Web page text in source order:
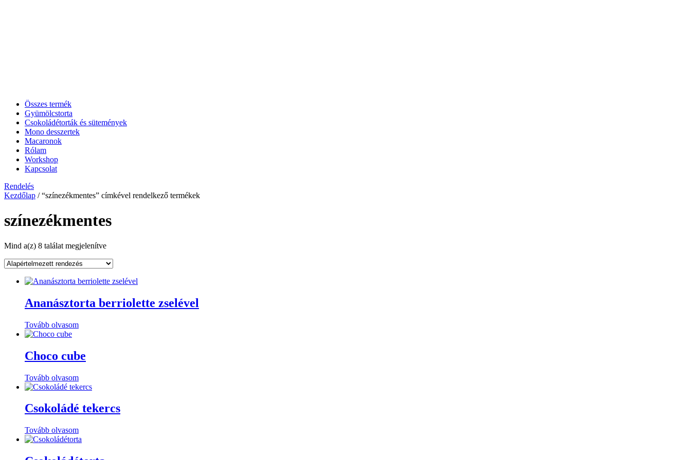
Összes termék
Gyümölcstorta
Csokoládétorták és sütemények
Mono desszertek
Macaronok
Rólam
Workshop
Kapcsolat
Rendelés
Kezdőlap / “színezékmentes” címkével rendelkező termékek
színezékmentes
Mind a(z) 8 találat megjelenítve
Ananásztorta berriolette zselével
Tovább olvasom
Choco cube
Tovább olvasom
Csokoládé tekercs
Tovább olvasom